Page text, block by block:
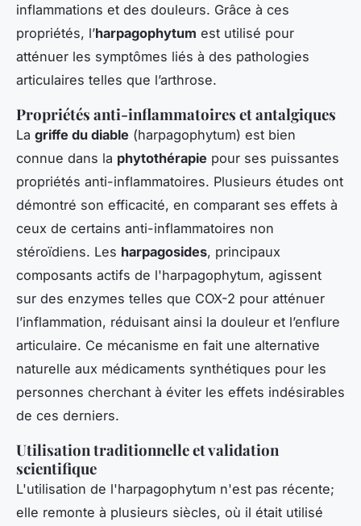
inflammations et des douleurs. Grâce à ces
propriétés, l’harpagophytum est utilisé pour
atténuer les symptômes liés à des pathologies
articulaires telles que l’arthrose.
Propriétés anti-inflammatoires et antalgiques
La griffe du diable (harpagophytum) est bien
connue dans la phytothérapie pour ses puissantes
propriétés anti-inflammatoires. Plusieurs études ont
démontré son efficacité, en comparant ses effets à
ceux de certains anti-inflammatoires non
stéroïdiens. Les harpagosides, principaux
composants actifs de l'harpagophytum, agissent
sur des enzymes telles que COX-2 pour atténuer
l’inflammation, réduisant ainsi la douleur et l’enflure
articulaire. Ce mécanisme en fait une alternative
naturelle aux médicaments synthétiques pour les
personnes cherchant à éviter les effets indésirables
de ces derniers.
Utilisation traditionnelle et validation
scientifique
L'utilisation de l'harpagophytum n'est pas récente;
elle remonte à plusieurs siècles, où il était utilisé